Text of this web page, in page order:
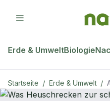
Erde & UmweltBiologie
Startseite / Erde & Umwelt /